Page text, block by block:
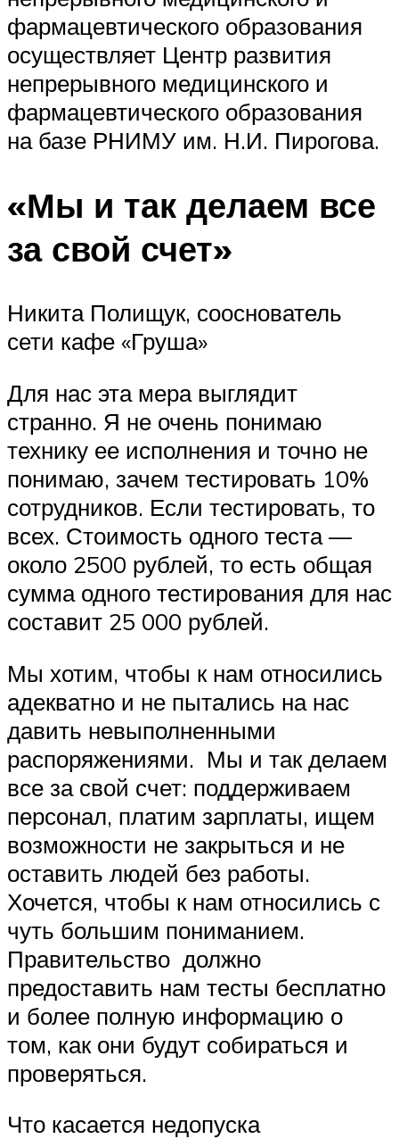
фармацевтического образования
осуществляет Центр развития
непрерывного медицинского и
фармацевтического образования
на базе РНИМУ им. Н.И. Пирогова.
«Мы и так делаем все
за свой счет»
Никита Полищук, сооснователь
сети кафе «Груша»
Для нас эта мера выглядит
странно. Я не очень понимаю
технику ее исполнения и точно не
понимаю, зачем тестировать 10%
сотрудников. Если тестировать, то
всех. Стоимость одного теста —
около 2500 рублей, то есть общая
сумма одного тестирования для нас
составит 25 000 рублей.
Мы хотим, чтобы к нам относились
адекватно и не пытались на нас
давить невыполненными
распоряжениями. Мы и так делаем
все за свой счет: поддерживаем
персонал, платим зарплаты, ищем
возможности не закрыться и не
оставить людей без работы.
Хочется, чтобы к нам относились с
чуть большим пониманием.
Правительство должно
предоставить нам тесты бесплатно
и более полную информацию о
том, как они будут собираться и
проверяться.
Что касается недопуска